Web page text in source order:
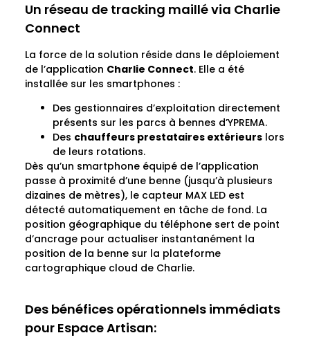
Un réseau de tracking maillé via Charlie
Connect
La force de la solution réside dans le déploiement
de l’application Charlie Connect. Elle a été
installée sur les smartphones :
Des gestionnaires d’exploitation directement
présents sur les parcs à bennes d’YPREMA.
Des chauffeurs prestataires extérieurs lors
de leurs rotations.
Dès qu’un smartphone équipé de l’application
passe à proximité d’une benne (jusqu’à plusieurs
dizaines de mètres), le capteur MAX LED est
détecté automatiquement en tâche de fond. La
position géographique du téléphone sert de point
d’ancrage pour actualiser instantanément la
position de la benne sur la plateforme
cartographique cloud de Charlie.
Des bénéfices opérationnels immédiats
pour Espace Artisan: